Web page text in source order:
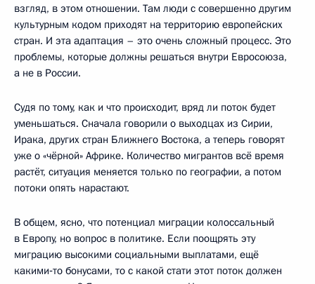
взгляд, в этом отношении. Там люди с совершенно другим
культурным кодом приходят на территорию европейских
стран. И эта адаптация – это очень сложный процесс. Это
проблемы, которые должны решаться внутри Евросоюза,
а не в России.
Судя по тому, как и что происходит, вряд ли поток будет
уменьшаться. Сначала говорили о выходцах из Сирии,
Ирака, других стран Ближнего Востока, а теперь говорят
уже о «чёрной» Африке. Количество мигрантов всё время
растёт, ситуация меняется только по географии, а потом
потоки опять нарастают.
В общем, ясно, что потенциал миграции колоссальный
в Европу, но вопрос в политике. Если поощрять эту
миграцию высокими социальными выплатами, ещё
какими‑то бонусами, то с какой стати этот поток должен